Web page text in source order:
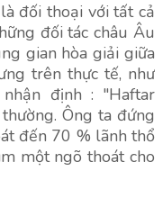
đối thoại với tất cả
đối tác châu Âu
gian hòa giải giữa
trên thực tế, như
định : "Haftar
Ông ta đứng
đến 70 % lãnh thổ
một ngõ thoát cho